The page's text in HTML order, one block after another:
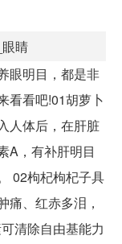
睛
眼明目，都是非
看看吧!01胡萝卜
人体后，在肝脏
A，有补肝明目
02枸杞枸杞子具
痛、红赤多泪，
清除自由基能力